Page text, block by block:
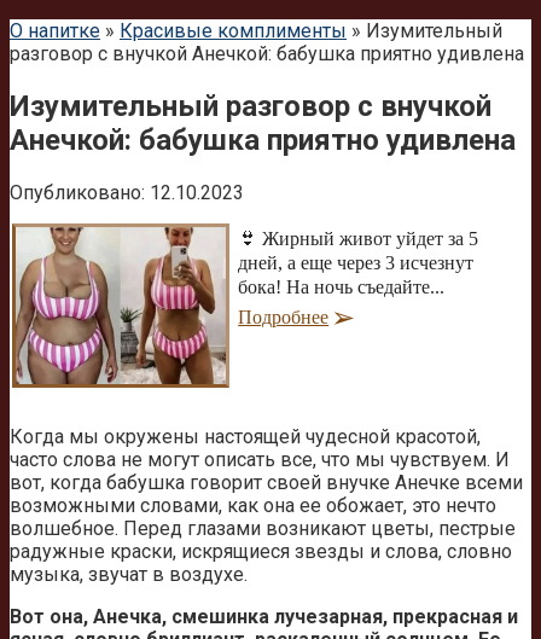
О напитке » Красивые комплименты » Изумительный
разговор с внучкой Анечкой: бабушка приятно удивлена
Изумительный разговор с внучкой
Анечкой: бабушка приятно удивлена
Опубликовано: 12.10.2023
👙 Жирный живот уйдет за 5
дней, а еще через 3 исчезнут
бока! На ночь съедайте...
Подробнее
Когда мы окружены настоящей чудесной красотой,
часто слова не могут описать все, что мы чувствуем. И
вот, когда бабушка говорит своей внучке Анечке всеми
возможными словами, как она ее обожает, это нечто
волшебное. Перед глазами возникают цветы, пестрые
радужные краски, искрящиеся звезды и слова, словно
музыка, звучат в воздухе.
Вот она, Анечка, смешинка лучезарная, прекрасная и